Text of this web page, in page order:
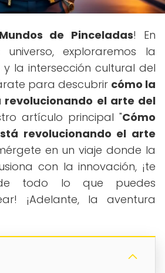
Mundos de Pinceladas! En
exploraremos la
y la intersección cultural del
para descubrir cómo la
el arte del
artículo principal "Cómo
revolucionando el arte
en un viaje donde la
con la innovación, ¡te
de todo lo que puedes
¡Adelante, la aventura